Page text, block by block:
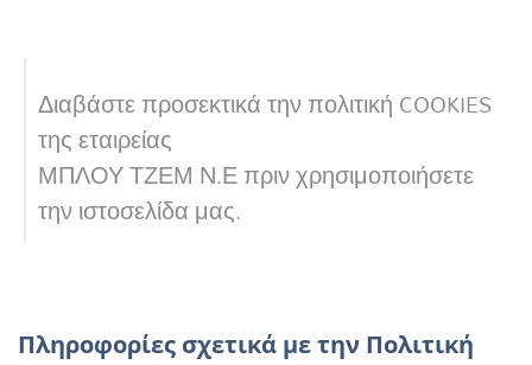
Διαβάστε προσεκτικά την πολιτική COOKIES
της εταιρείας
ΜΠΛΟΥ ΤΖΕΜ Ν.Ε πριν χρησιμοποιήσετε
την ιστοσελίδα μας.
Πληροφορίες σχετικά με την Πολιτική